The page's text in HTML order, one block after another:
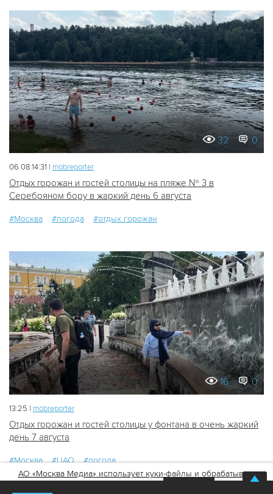
32 0
06.08 14:31 | mobreporter
Отдых горожан и гостей столицы на пляже № 3 в
Серебряном бору в жаркий день 6 августа
#Москва #погода #отдых горожан
16 0
13:25 | mobreporter
Отдых горожан и гостей столицы у фонтана в очень жаркий
день 7 августа
#Москва #ЦАО
#погода
АО «Москва Медиа» использует куки-файлы и обрабатывает